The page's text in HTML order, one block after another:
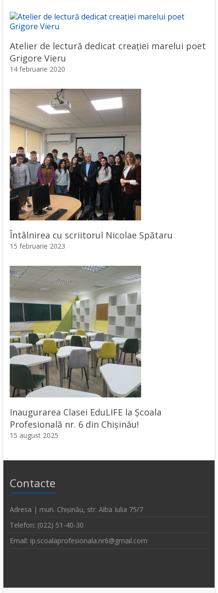
Atelier de lectură dedicat creației marelui poet
Grigore Vieru
14 februarie 2020
Întâlnirea cu scriitorul Nicolae Spătaru
15 februarie 2023
Inaugurarea Clasei EduLIFE la Școala
Profesională nr. 6 din Chișinău!
15 august 2025
Contacte
Adresa | mun. Chișinău, str. Alba Iulia 75/7
Telefon: (022) 51-40-30
Email: ip.scoalaprofesionala.nr6@gmail.com